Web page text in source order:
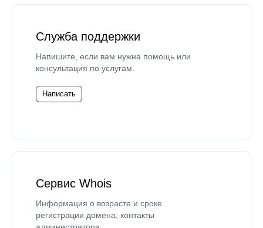
Служба поддержки
Напишите, если вам нужна помощь или
консультация по услугам.
Написать
Сервис Whois
Информация о возрасте и сроке
регистрации домена, контакты